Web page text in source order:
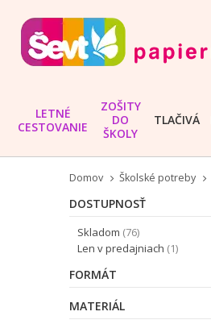
LETNÉ
CESTOVANIE
ZOŠITY
DO
ŠKOLY
TLAČIVÁ
Domov Školské potreby
DOSTUPNOSŤ
Skladom 76
položky
Len v predajniach 1
položka
FORMÁT
MATERIÁL